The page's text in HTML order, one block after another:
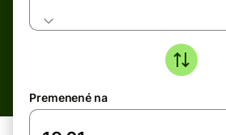
Premenené na